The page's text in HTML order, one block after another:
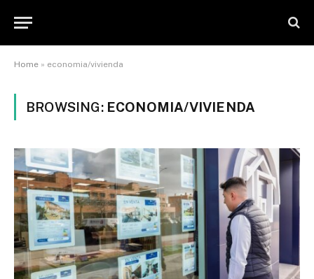
Home » economia/vivienda
BROWSING: ECONOMIA/VIVIENDA